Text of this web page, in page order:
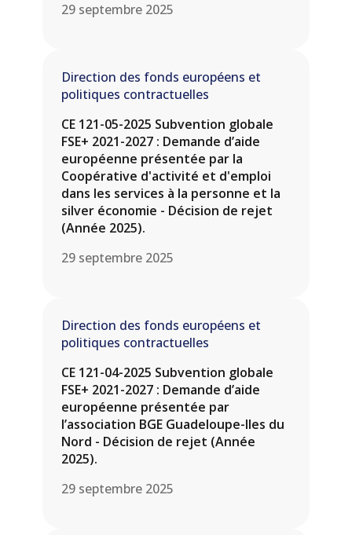
29 septembre 2025
Direction des fonds européens et
politiques contractuelles
CE 121-05-2025 Subvention globale
FSE+ 2021-2027 : Demande d’aide
européenne présentée par la
Coopérative d'activité et d'emploi
dans les services à la personne et la
silver économie - Décision de rejet
(Année 2025).
29 septembre 2025
Direction des fonds européens et
politiques contractuelles
CE 121-04-2025 Subvention globale
FSE+ 2021-2027 : Demande d’aide
européenne présentée par
l’association BGE Guadeloupe-Iles du
Nord - Décision de rejet (Année
2025).
29 septembre 2025